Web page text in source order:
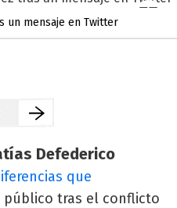
un mensaje en Twitter
Defederico
que
público tras el conflicto